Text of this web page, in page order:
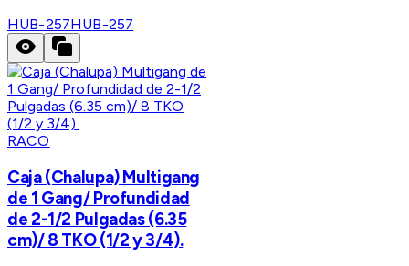
HUB-257HUB-257
RACO
Caja (Chalupa) Multigang
de 1 Gang/ Profundidad
de 2-1/2 Pulgadas (6.35
cm)/ 8 TKO (1/2 y 3/4).